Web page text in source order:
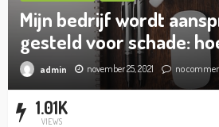
Mijn bedrijf wordt
gesteld voor schade:
admin november 25, 2021 no
1.01K
VIEWS